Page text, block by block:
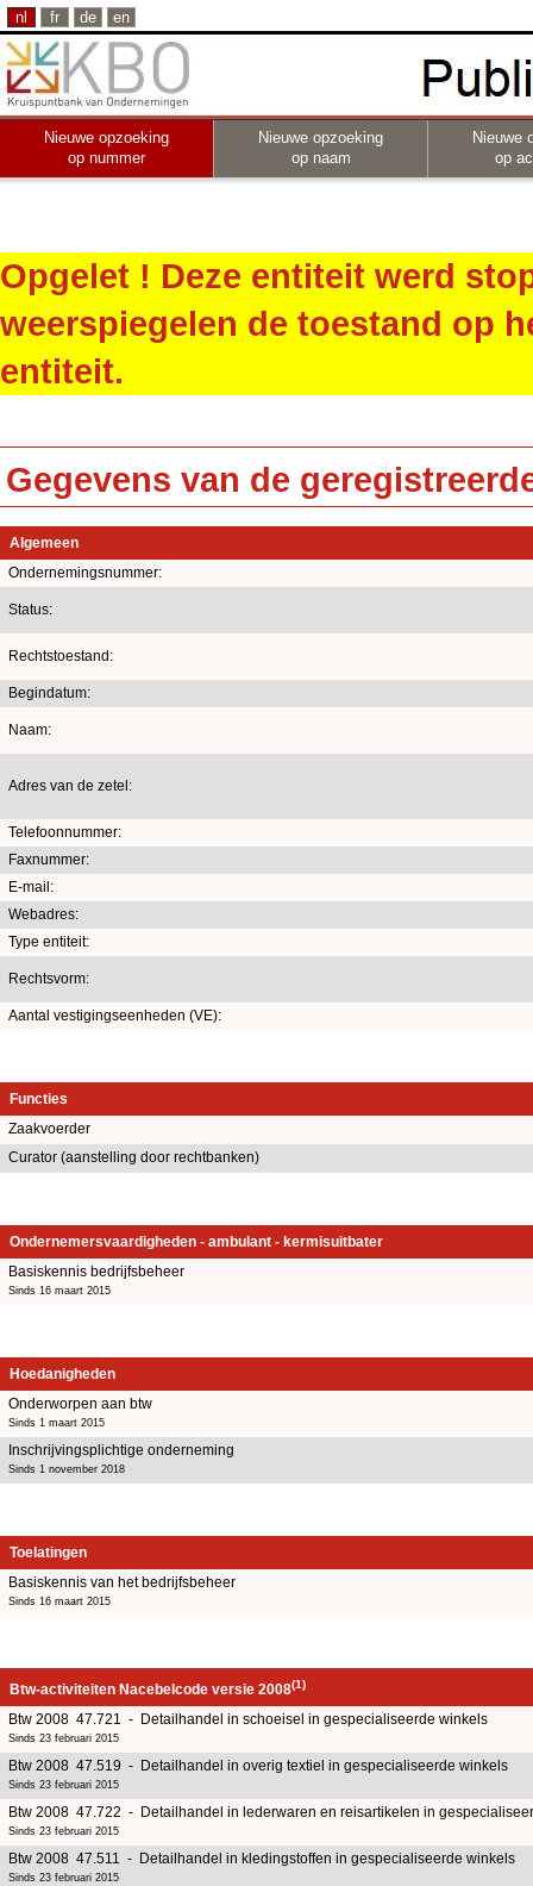
nl fr de en
Nieuwe opzoeking
op nummer
Nieuwe opzoeking
op naam
Nieuwe
op
Opgelet ! Deze entiteit werd
weerspiegelen de toestand op
entiteit.
Gegevens van de
Algemeen
Ondernemingsnummer:
Status:
Rechtstoestand:
Begindatum:
Naam:
Adres van de zetel:
Telefoonnummer:
Faxnummer:
E-mail:
Webadres:
Type entiteit:
Rechtsvorm:
Aantal vestigingseenheden (VE):
Functies
Zaakvoerder
Curator (aanstelling door rechtbanken)
Ondernemersvaardigheden - ambulant - kermisuitbater
Basiskennis bedrijfsbeheer
Sinds 16 maart 2015
Hoedanigheden
Onderworpen aan btw
Sinds 1 maart 2015
Inschrijvingsplichtige onderneming
Sinds 1 november 2018
Toelatingen
Basiskennis van het bedrijfsbeheer
Sinds 16 maart 2015
Btw-activiteiten Nacebelcode versie 2008(1)
Btw 2008 47.721 - Detailhandel in schoeisel in gespecialiseerde winkels
Sinds 23 februari 2015
Btw 2008 47.519 - Detailhandel in overig textiel in gespecialiseerde winkels
Sinds 23 februari 2015
Btw 2008 47.722 - Detailhandel in lederwaren en reisartikelen in
Sinds 23 februari 2015
Btw 2008 47.511 - Detailhandel in kledingstoffen in gespecialiseerde winkels
Sinds 23 februari 2015